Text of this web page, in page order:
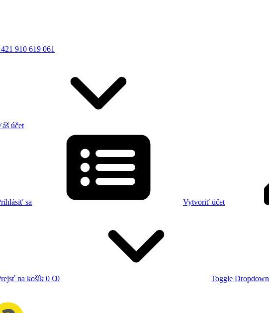
910 619 061
účet
sa Vytvoriť účet
na košík 0 €0
Toggle Dropdown